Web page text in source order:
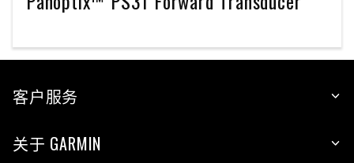
客户服务
关于 GARMIN